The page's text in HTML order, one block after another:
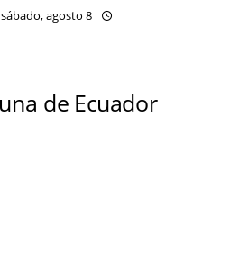
sábado, agosto 8